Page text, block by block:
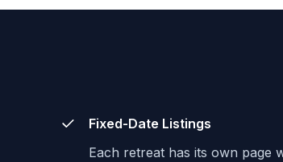
Fixed-Date Listings
Each retreat has its own page